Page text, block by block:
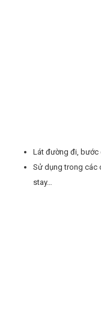
Lát đường đi, bước
Sử dụng trong các
stay…